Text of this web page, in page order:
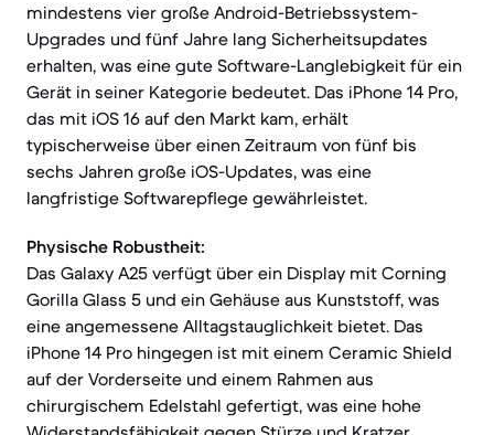
mindestens vier große Android-Betriebssystem-
Upgrades und fünf Jahre lang Sicherheitsupdates
erhalten, was eine gute Software-Langlebigkeit für ein
Gerät in seiner Kategorie bedeutet. Das iPhone 14 Pro,
das mit iOS 16 auf den Markt kam, erhält
typischerweise über einen Zeitraum von fünf bis
sechs Jahren große iOS-Updates, was eine
langfristige Softwarepflege gewährleistet.
Physische Robustheit:
Das Galaxy A25 verfügt über ein Display mit Corning
Gorilla Glass 5 und ein Gehäuse aus Kunststoff, was
eine angemessene Alltagstauglichkeit bietet. Das
iPhone 14 Pro hingegen ist mit einem Ceramic Shield
auf der Vorderseite und einem Rahmen aus
chirurgischem Edelstahl gefertigt, was eine hohe